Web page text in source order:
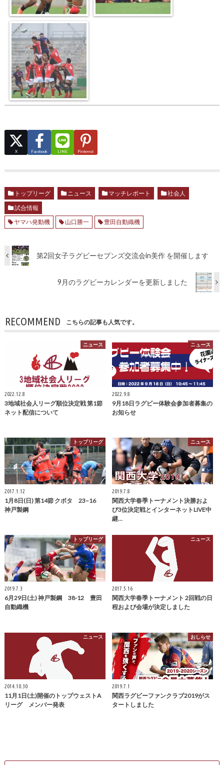
X Facebook LINE Pinterest
トップリーグ ニュース マッチレポート
社会人
試合情報
ヤマハ発動機
山口勝一 豊田自動織機
第2回女子ラグビーセブンズ交流会in美作 を開催します
9月のラグビーカレンダーを更新しました
RECOMMEND こちらの記事も人気です。
ニュース
2022.12.8
3地域社会人リーグ順位決定戦 第1節
ネット配信について
ニュース
2022.9.8
9月18日ラグビー体験会参加者募集の
お知らせ
トップリーグ
2017.1.12
1月8日(日) 第14節 クボタ 23–16
神戸製鋼
ニュース
2019.7.8
関西大学春季トーナメント決勝およ
び3位決定戦とインターネットLIVE中
継…
トップリーグ
2019.7.3
6月29日(土) 神戸製鋼 38-12 豊田
自動織機
ニュース
2017.5.16
関西大学春季トーナメント 2回戦の日
程および会場が決定しました
ニュース
2014.10.30
11月1日(土)開催のトップウェストA
リーグ メンバー発表
おしらせ
2019.7.1
関西ラグビーファンクラブ2019がス
タートしました